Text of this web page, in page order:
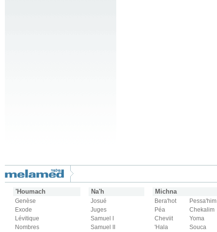
'Houmach
Genèse
Exode
Lévitique
Nombres
Na'h
Josué
Juges
Samuel I
Samuel II
Michna
Bera'hot
Péa
Cheviit
'Hala
Pessa'him
Chekalim
Yoma
Souca